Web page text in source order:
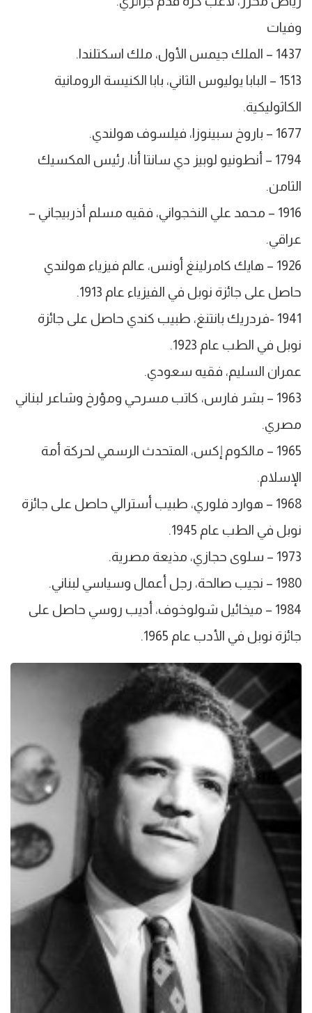
وفيات
1437 – الملك جيمس الأول، ملك اسكتلندا.
1513 – البابا يوليوس الثاني، بابا الكنيسة الرومانية
الكاثوليكية.
1677 – باروخ سبينوزا، فيلسوف هولندي.
1794 – أنطونيو لوبيز دي سانتا أنا، رئيس المكسيك
الثامن.
1916 – محمد علي النخجواني، فقيه مسلم أذربيجاني –
عراقي.
1926 – هايك كامرلينغ أونس، عالم فيزياء هولندي
حاصل على جائزة نوبل في الفيزياء عام 1913.
1941 -فردريك بانتنغ، طبيب كندي حاصل على جائزة
نوبل في الطب عام 1923.
عمران السليم، فقيه سعودي.
1963 – بشر فارس، كاتب مسرحي ومؤرخ وشاعر لبناني
مصري.
1965 – مالكوم إكس، المتحدث الرسمي لحركة أمة
الإسلام.
1968 – هوارد فلوري، طبيب أسترالي حاصل على جائزة
نوبل في الطب عام 1945.
1973 – سلوى حجازي، مذيعة مصرية.
1980 – نجيب صالحة، رجل أعمال وسياسي لبناني.
1984 – ميخائيل شولوخوف، أديب روسي حاصل على
جائزة نوبل في الأدب عام 1965.